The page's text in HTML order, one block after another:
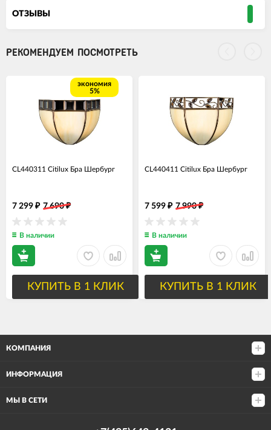
ОТЗЫВЫ
РЕКОМЕНДУЕМ ПОСМОТРЕТЬ
экономия
5%
CL440311 Citilux Бра Шербург
7 299 ₽ 7 690₽
В наличии
КУПИТЬ В 1 КЛИК
CL440411 Citilux Бра Шербург
7 599 ₽ 7 990₽
В наличии
КУПИТЬ В 1 КЛИК
КОМПАНИЯ
ИНФОРМАЦИЯ
МЫ В СЕТИ